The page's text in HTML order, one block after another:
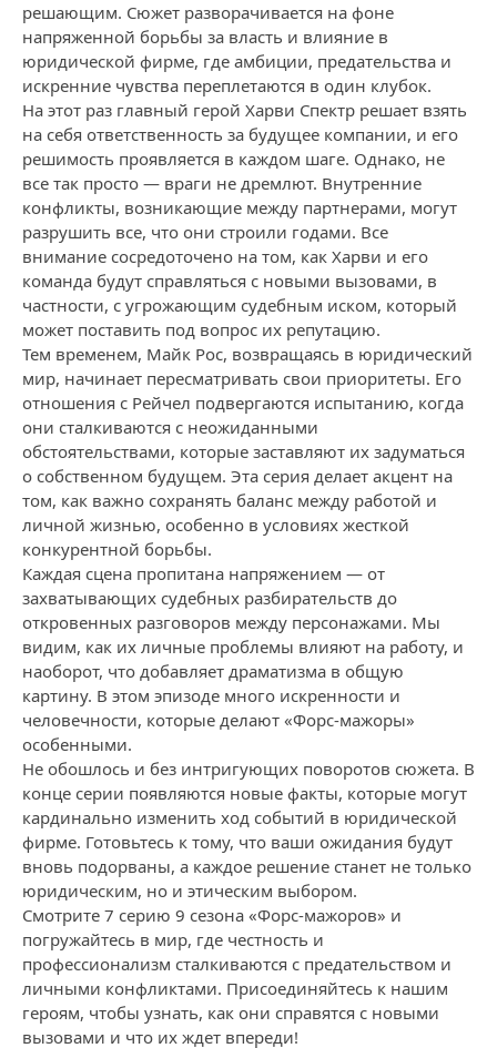
решающим. Сюжет разворачивается на фоне
напряженной борьбы за власть и влияние в
юридической фирме, где амбиции, предательства и
искренние чувства переплетаются в один клубок.
На этот раз главный герой Харви Спектр решает взять
на себя ответственность за будущее компании, и его
решимость проявляется в каждом шаге. Однако, не
все так просто — враги не дремлют. Внутренние
конфликты, возникающие между партнерами, могут
разрушить все, что они строили годами. Все
внимание сосредоточено на том, как Харви и его
команда будут справляться с новыми вызовами, в
частности, с угрожающим судебным иском, который
может поставить под вопрос их репутацию.
Тем временем, Майк Рос, возвращаясь в юридический
мир, начинает пересматривать свои приоритеты. Его
отношения с Рейчел подвергаются испытанию, когда
они сталкиваются с неожиданными
обстоятельствами, которые заставляют их задуматься
о собственном будущем. Эта серия делает акцент на
том, как важно сохранять баланс между работой и
личной жизнью, особенно в условиях жесткой
конкурентной борьбы.
Каждая сцена пропитана напряжением — от
захватывающих судебных разбирательств до
откровенных разговоров между персонажами. Мы
видим, как их личные проблемы влияют на работу, и
наоборот, что добавляет драматизма в общую
картину. В этом эпизоде много искренности и
человечности, которые делают «Форс-мажоры»
особенными.
Не обошлось и без интригующих поворотов сюжета. В
конце серии появляются новые факты, которые могут
кардинально изменить ход событий в юридической
фирме. Готовьтесь к тому, что ваши ожидания будут
вновь подорваны, а каждое решение станет не только
юридическим, но и этическим выбором.
Смотрите 7 серию 9 сезона «Форс-мажоров» и
погружайтесь в мир, где честность и
профессионализм сталкиваются с предательством и
личными конфликтами. Присоединяйтесь к нашим
героям, чтобы узнать, как они справятся с новыми
вызовами и что их ждет впереди!